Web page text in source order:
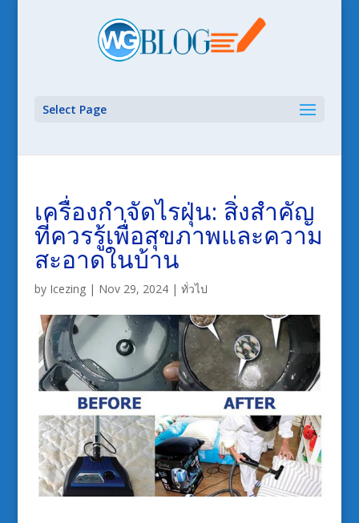
Select Page
เครื่องกำจัดไรฝุ่น: สิ่งสำคัญ
ที่ควรรู้เพื่อสุขภาพและความ
สะอาดในบ้าน
by Icezing| Nov 29, 2024| ทั่วไป